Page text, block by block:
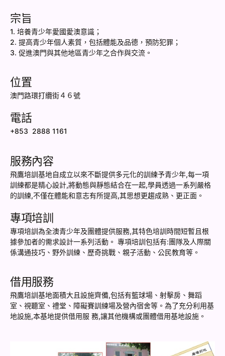
宗旨
1. 培養青少年愛國愛澳意識；
2. 提高青少年個人素質，包括體能及品德，預防犯罪；
3. 促進澳門與其他地區青少年之合作與交流。
位置
澳門路環打纜街４６號
電話
+853 2888 1161
服務內容
飛鷹培訓基地自成立以來不斷提供多元化的訓練予青少年,每一項
訓練都是精心設計,將動態與靜態結合在一起,學員透過一系列嚴格
的訓練,不僅在體能和意志有所提高,其思想更趨成熟、更正面。
專項培訓
專項培訓為全澳青少年及團體提供服務,其特色培訓時間短暫且根
據參加者的需求設計一系列活動。 專項培訓包括有:團隊及人際關
係溝通技巧、野外訓練、歷奇挑戰、親子活動、公民教育等。
借用服務
飛鷹培訓基地面積大且設施齊備,包括有籃球場、射擊房、舞蹈
室、視聽室、禮堂、障礙賽訓練場及營內宿舍等。為了充分利用基
地設施,本基地提供借用服 務,讓其他機構或團體借用基地設施。